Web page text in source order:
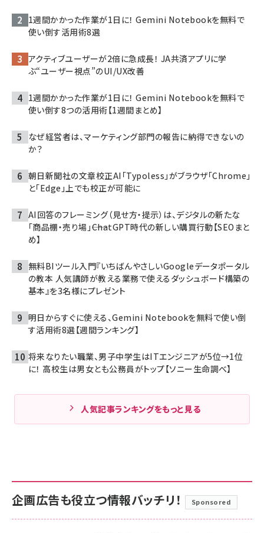
1週間かかった作業が1日に！ Gemini Notebookを無料で
使い倒す活用術8選
アクティブユーザーが2倍に急成長！ JA共済アプリに学
ぶ“ユーザー視点”のUI/UX改善
1週間かかった作業が1日に！ Gemini Notebookを無料で
使い倒す8つの活用術【1週間まとめ】
なぜ経営者は、マーケティング部門の報告に納得できないの
か？
朝日新聞社の文章校正AI「Typoless」がブラウザ「Chrome」
と「Edge」上でも校正が可能に
AI回答のフレーミング（見せ方・提示）は、デジタルの新たな
「商品棚・売り場」――ChatGPT時代の新しい購買行動【SEOまと
め】
無料BIツール入門『いちばんやさしいGoogleデータポータル
の教本 人気講師が教える業務で使えるダッシュボード構築の
基本』を3名様にプレゼント
明日からすぐに使える、Gemini Notebookを無料で使い倒
す活用術8選【週間ランキング】
将来なりたい職業、男子中学生はITエンジニアが5位→1位
に！ 高校生は男女とも公務員がトップ【ソニー生命調べ】
人気記事ランキングをもっと見る
企画広告も役立つ情報バッチリ！ Sponsored